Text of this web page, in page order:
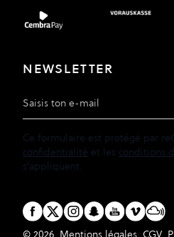
NEWSLETTER
Adresse e-mail
Ce formulaire est protégé par
confidentialité et les conditions
s'appliquent.